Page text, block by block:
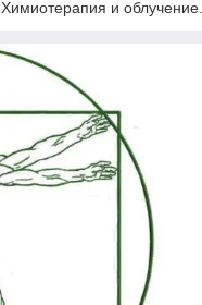
Химиотерапия и